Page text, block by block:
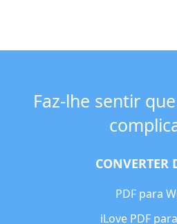
Faz-lhe sentir
CONVERTER
PDF para
iLove PDF